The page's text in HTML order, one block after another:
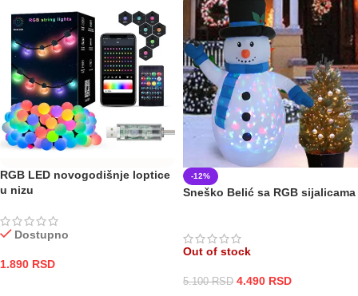
RGB LED novogodišnje loptice
u nizu
Dostupno
1.890 RSD
-12%
Sneško Belić sa RGB sijalicama
Out of stock
5.100RSD 4.490 RSD